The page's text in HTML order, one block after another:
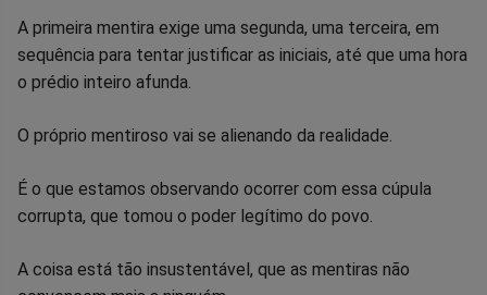
FacebookWhatsappTwitterMessengerTelegramGettr
A primeira mentira exige uma segunda, uma terceira, em
sequência para tentar justificar as iniciais, até que uma hora
o prédio inteiro afunda.
O próprio mentiroso vai se alienando da realidade.
É o que estamos observando ocorrer com essa cúpula
corrupta, que tomou o poder legítimo do povo.
A coisa está tão insustentável, que as mentiras não